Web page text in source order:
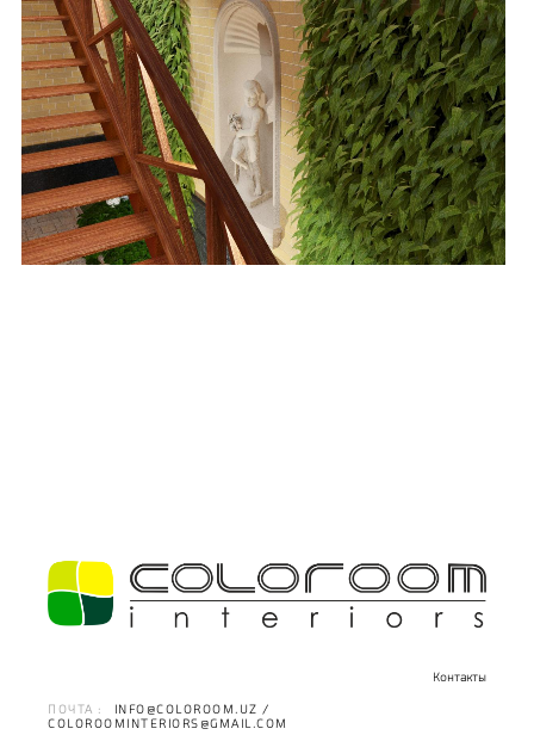
Контакты
ПОЧТА :
INFO@COLOROOM.UZ /
COLOROOMINTERIORS@GMAIL.COM